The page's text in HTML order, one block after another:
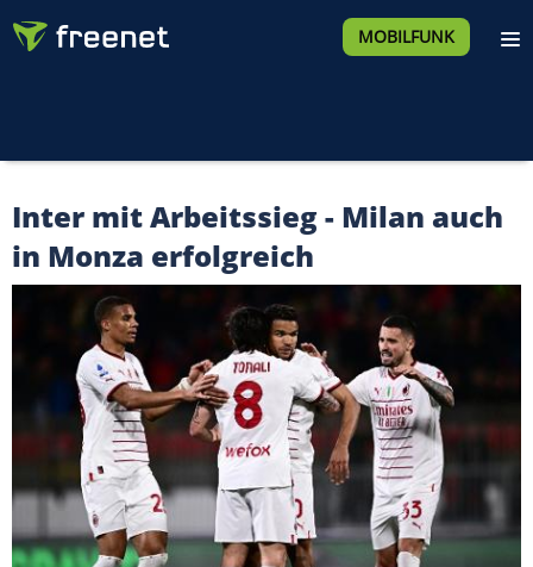
MOBILFUNK
Inter mit Arbeitssieg - Milan auch
in Monza erfolgreich